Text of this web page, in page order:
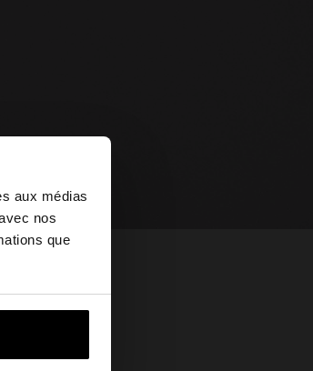
aux médias
nos
que
×